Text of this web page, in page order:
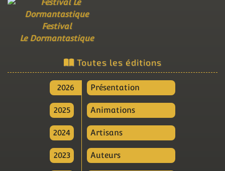
Festival
Le Dormantastique
Toutes les éditions
2026
2025
2024
2023
Présentation
Animations
Artisans
Auteurs